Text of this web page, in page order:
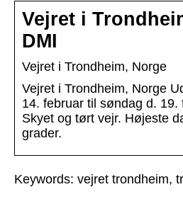
Vejret i
DMI
Vejret i Trondheim, Norge
Vejret i Trondheim, Norge
14. februar til søndag d. 19.
Skyet og tørt vejr. Højeste
grader.
Keywords: vejret trondheim,